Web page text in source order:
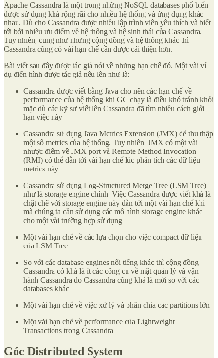
Apache Cassandra là một trong những NoSQL databases phổ biến
được sử dụng khá rộng rãi cho nhiều hệ thống và ứng dụng khác
nhau. Dù cho Cassandra được nhiều lập trình viên yêu thích và biết
tới bởi nhiều ưu điểm về hệ thống và hệ sinh thái của Cassandra.
Tuy nhiên, cũng như những cộng đồng và hệ thống khác thì
Cassandra cũng có vài hạn chế cần được cải thiện hơn.
Bài viết sau đây được tác giả nói về những hạn chế đó. Một vài ví
dụ điển hình được tác giả nêu lên như là:
Cassandra được viết bằng Java cho nên các hạn chế về
performance của hệ thống khi GC chạy là điều khó tránh khỏi
mặc dù các kỹ sư viết lên Cassandra đã tìm nhiều cách giới
hạn việc này
Cassandra sử dụng Java Metrics Extension (JMX) để thu thập
một số metrics của hệ thống. Tuy nhiên, JMX có một vài
nhược điểm về JMX port và Remote Method Invocation
(RMI) có thể dẫn tới vài hạn chế lúc phân tích các dữ liệu
metrics này
Cassandra sử dụng Log-Structured Merge Tree (LSM Tree)
như là storage engine chính. Việc Cassandra được viết khá là
chặt chẽ với storage engine này dẫn tới một vài hạn chế khi
mà chúng ta cần sử dụng các mô hình storage engine khác
cho một vài trường hợp sử dụng
Một vài hạn chế về các lựa chọn cho việc compact dữ liệu
của LSM Tree
So với các database engines nổi tiếng khác thì cộng đồng
Cassandra có khá là ít các công cụ về mặt quản lý và vận
hành Cassandra do Cassandra cũng khá là mới so với các
databases khác
Một vài hạn chế về việc xử lý và phân chia các partitions lớn
Một vài hạn chế về performance của Lightweight
Transactions trong Cassandra
Góc Distributed System